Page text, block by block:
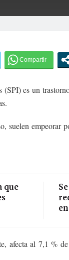
(SPI) es un
suelen empeorar
que
afecta al 7,1 %